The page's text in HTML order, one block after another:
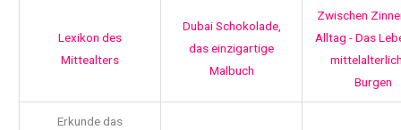
Lexikon des
Mittealters
Dubai Schokolade,
das einzigartige
Malbuch
Zwischen
Alltag - Das
Burgen
Erkunde das